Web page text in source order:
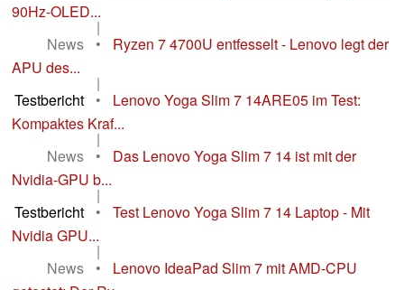
90Hz-OLED...
|
News
•
Ryzen 7 4700U entfesselt - Lenovo legt der
APU des...
|
Testbericht
•
Lenovo Yoga Slim 7 14ARE05 im Test:
Kompaktes Kraf...
|
News
•
Das Lenovo Yoga Slim 7 14 ist mit der
Nvidia-GPU b...
|
Testbericht
•
Test Lenovo Yoga Slim 7 14 Laptop - Mit
Nvidia GPU...
|
News
•
Lenovo IdeaPad Slim 7 mit AMD-CPU